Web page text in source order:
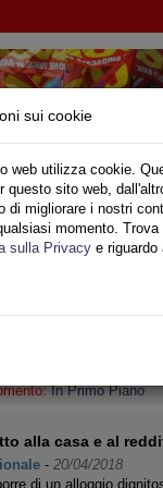
DI
Privato Territori
dei locali del
In Primo Piano
alla casa e al
- 20/04/2018
di un alloggio
sui cookie
web utilizza cookie.
questo sito web,
di migliorare i nostri
momento.
sulla Privacy e